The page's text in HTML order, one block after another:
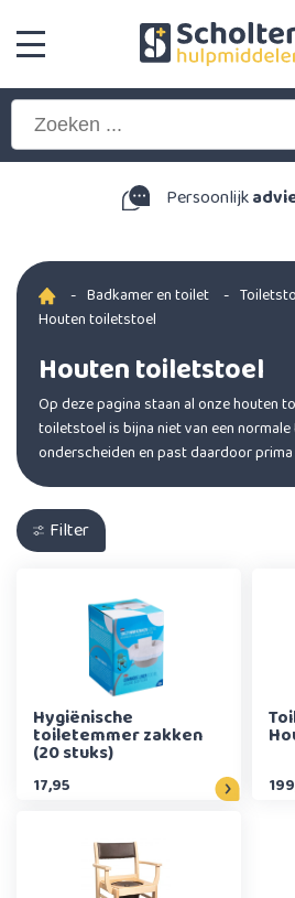
Persoonlijk
- Badkamer en toilet -
Houten toiletstoel
Houten toiletstoel
Op deze pagina staan al onze houten
toiletstoel is bijna niet van een
onderscheiden en past daardoor
Filter
Hygiënische
toiletemmer zakken
(20 stuks)
17,95